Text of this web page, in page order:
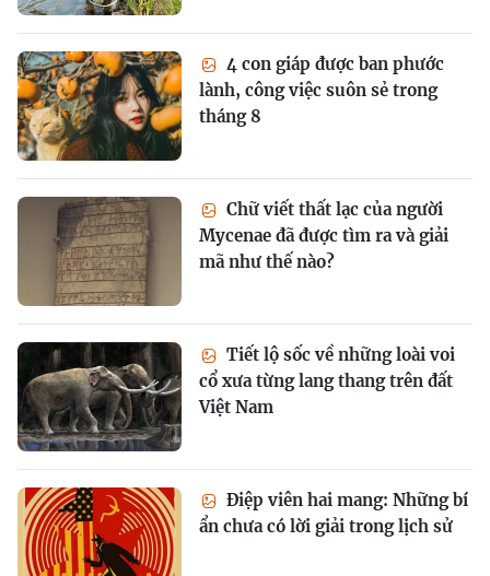
4 con giáp được ban phước
lành, công việc suôn sẻ trong
tháng 8
Chữ viết thất lạc của người
Mycenae đã được tìm ra và giải
mã như thế nào?
Tiết lộ sốc về những loài voi
cổ xưa từng lang thang trên đất
Việt Nam
Điệp viên hai mang: Những bí
ẩn chưa có lời giải trong lịch sử